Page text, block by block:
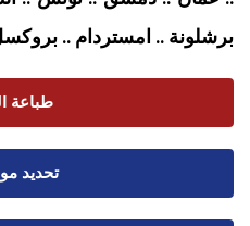
برشلونة .. امستردام ..
طباعة
تحديد